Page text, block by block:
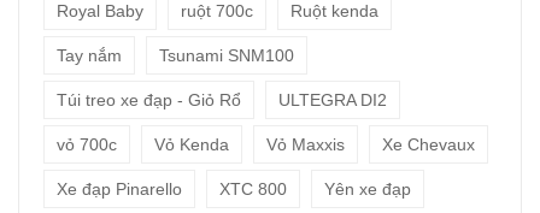
Royal Baby ruột 700c Ruột kenda
Tay nắm Tsunami SNM100
Túi treo xe đạp - Giỏ Rổ ULTEGRA DI2
vỏ 700c Vỏ Kenda Vỏ Maxxis Xe Chevaux
Xe đạp Pinarello XTC 800 Yên xe đạp